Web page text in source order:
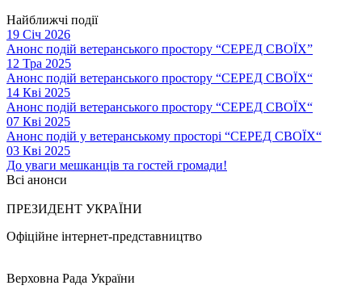
Найближчі події
19 Січ 2026
Анонс подій ветеранського простору “СЕРЕД СВОЇХ”
12 Тра 2025
Анонс подій ветеранського простору “СЕРЕД СВОЇХ“
14 Кві 2025
Анонс подій ветеранського простору “СЕРЕД СВОЇХ“
07 Кві 2025
Анонс подій у ветеранському просторі “СЕРЕД СВОЇХ“
03 Кві 2025
До уваги мешканців та гостей громади!
Всі анонси
ПРЕЗИДЕНТ УКРАЇНИ
Офіційне інтернет-представництво
Верховна Рада України